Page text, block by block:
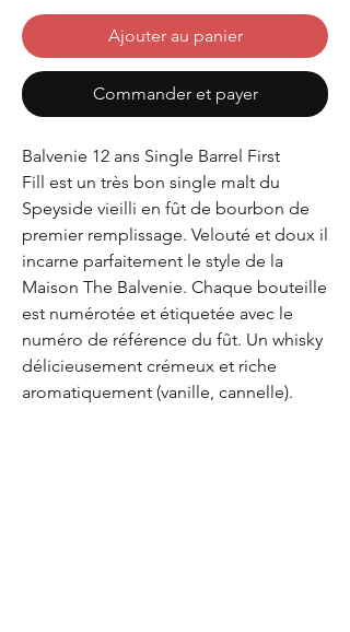
Ajouter au panier
Commander et payer
Balvenie 12 ans Single Barrel First
Fill est un très bon single malt du
Speyside vieilli en fût de bourbon de
premier remplissage. Velouté et doux il
incarne parfaitement le style de la
Maison The Balvenie. Chaque bouteille
est numérotée et étiquetée avec le
numéro de référence du fût. Un whisky
délicieusement crémeux et riche
aromatiquement (vanille, cannelle).